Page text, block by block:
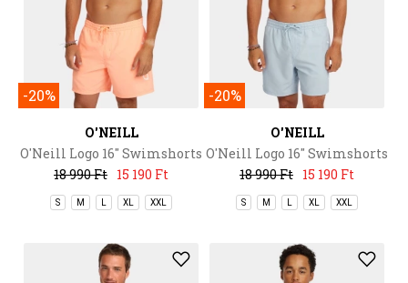
-20%
O'NEILL
O'Neill Logo 16'' Swimshorts
18 990 Ft 15 190 Ft
S M L XL XXL
-20%
O'NEILL
O'Neill Logo 16'' Swimshorts
18 990 Ft 15 190 Ft
S M L XL XXL